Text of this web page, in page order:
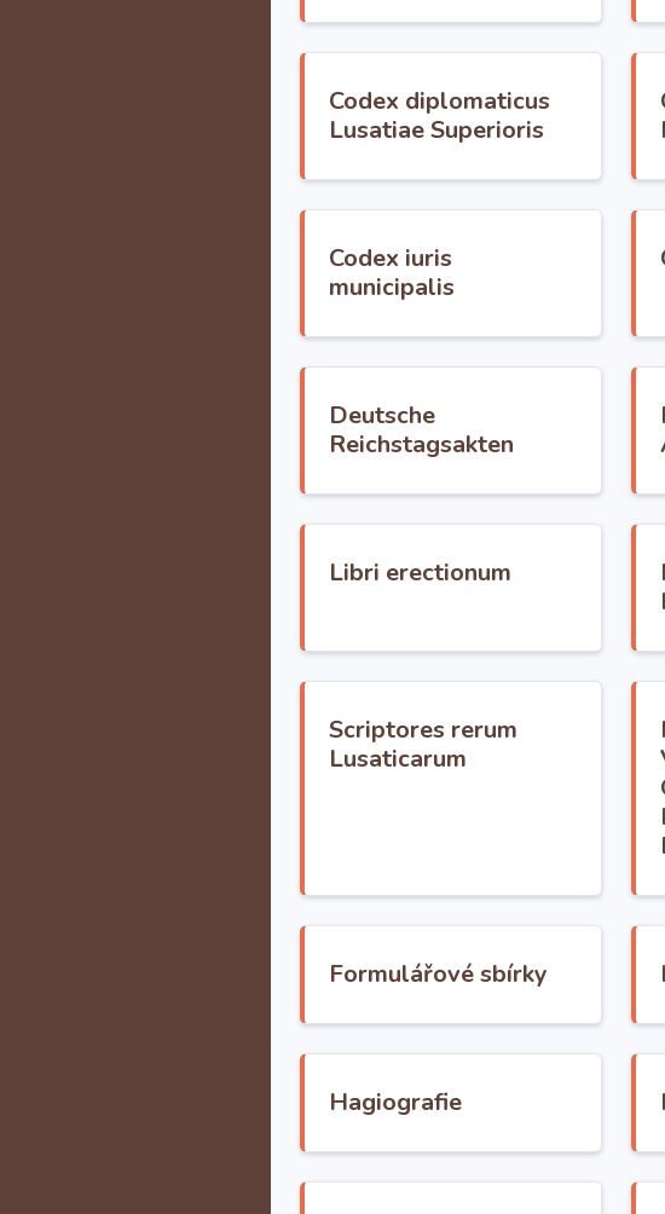
Codex diplomaticus
Lusatiae Superioris
Codex iuris
municipalis
Deutsche
Reichstagsakten
Libri erectionum
Scriptores rerum
Lusaticarum
Formulářové sbírky
Hagiografie